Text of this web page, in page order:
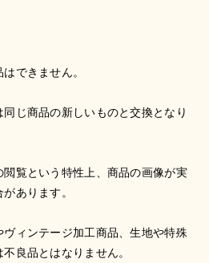
できません。
じ商品の新しいものと交換となり
閲覧という特性上、商品の画像が実
あります。
ヴィンテージ加工商品、生地や特殊
良品とはなりません。